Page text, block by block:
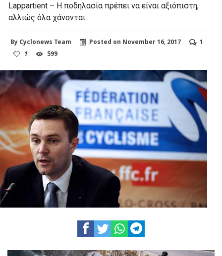
Lappartient – Η ποδηλασία πρέπει να είναι αξιόπιστη,
αλλιώς όλα χάνονται
By Cyclonews Team Posted on November 16, 2017
1
1
599